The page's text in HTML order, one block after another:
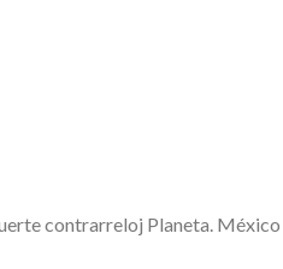
contrarreloj Planeta. México